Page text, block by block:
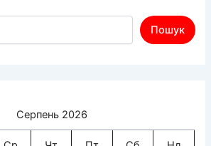
Пошук
Серпень 2026